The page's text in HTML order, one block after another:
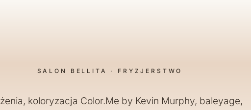
SALON BELLITA · FRYZJERSTWO
koloryzacja Color.Me by Kevin Murphy, baleyage,